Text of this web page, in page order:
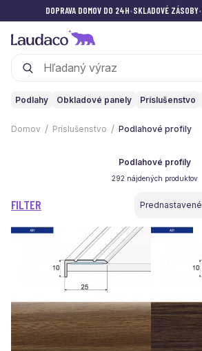
DOPRAVA DOMOV DO 24H•SKLADOVÉ ZÁSOBY•
Podlahy Obkladové panely Príslušenstvo
Domov Príslušenstvo Podlahové profily
Podlahové profily
292 nájdených produktov
FILTER